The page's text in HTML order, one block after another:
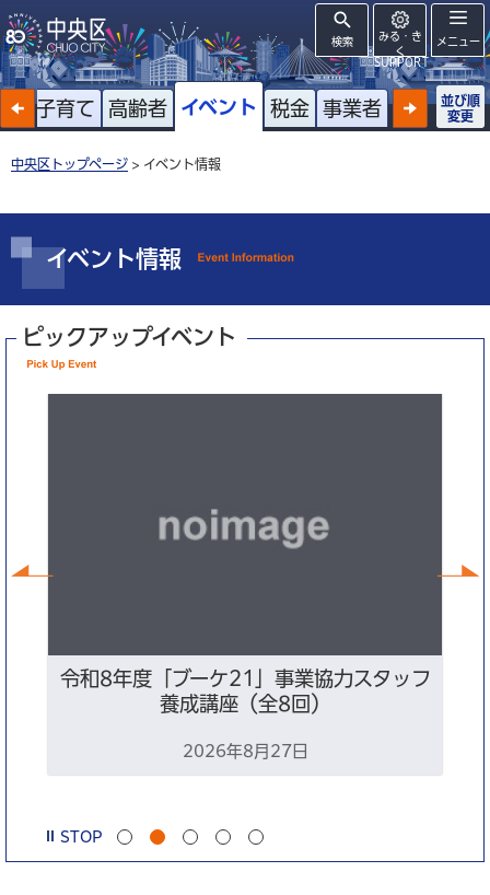
検索
みる・き
く
SUPPORT
メニュー
子育て 高齢者 イベント 税金 事業者
並び順
変更
中央区トップページ > イベント情報
イベント情報
ピックアップイベント
令和8年度「ブーケ21」事業協力スタッフ
養成講座（全8回）
2026年8月27日
STOP